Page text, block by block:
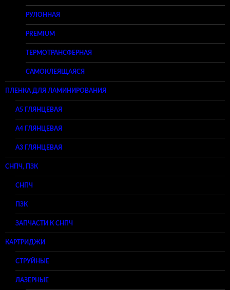
РУЛОННАЯ
PREMIUM
ТЕРМОТРАНСФЕРНАЯ
САМОКЛЕЯЩАЯСЯ
ПЛЕНКА ДЛЯ ЛАМИНИРОВАНИЯ
A5 ГЛЯНЦЕВАЯ
А4 ГЛЯНЦЕВАЯ
A3 ГЛЯНЦЕВАЯ
СНПЧ, ПЗК
СНПЧ
ПЗК
ЗАПЧАСТИ К СНПЧ
КАРТРИДЖИ
СТРУЙНЫЕ
ЛАЗЕРНЫЕ